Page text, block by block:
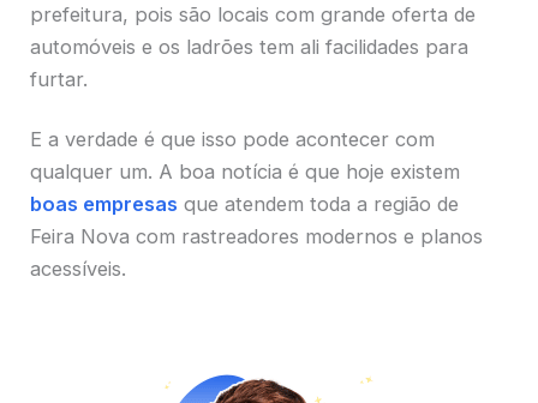
prefeitura, pois são locais com grande oferta de
automóveis e os ladrões tem ali facilidades para
furtar.
E a verdade é que isso pode acontecer com
qualquer um. A boa notícia é que hoje existem
boas empresas que atendem toda a região de
Feira Nova com rastreadores modernos e planos
acessíveis.